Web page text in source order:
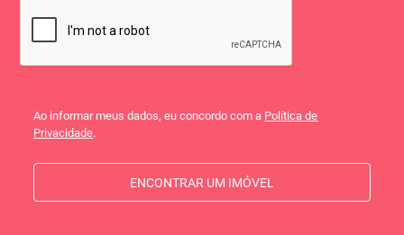
Ao informar meus dados, eu concordo com a Política de
Privacidade.
ENCONTRAR UM IMÓVEL